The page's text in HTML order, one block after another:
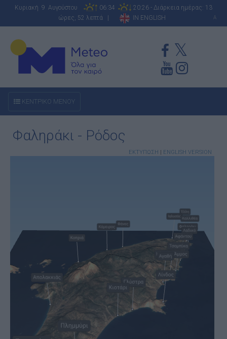
Κυριακή 9 Αυγούστου 06:34
20:26 - Διάρκεια ημέρας: 13
ώρες, 52 λεπτά |
IN ENGLISH A
ΚΕΝΤΡΙΚΟ ΜΕΝΟΥ
Φαληράκι - Ρόδος
ΕΚΤΥΠΩΣΗ | ENGLISH VERSION